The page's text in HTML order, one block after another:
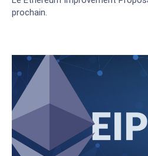
prochain.